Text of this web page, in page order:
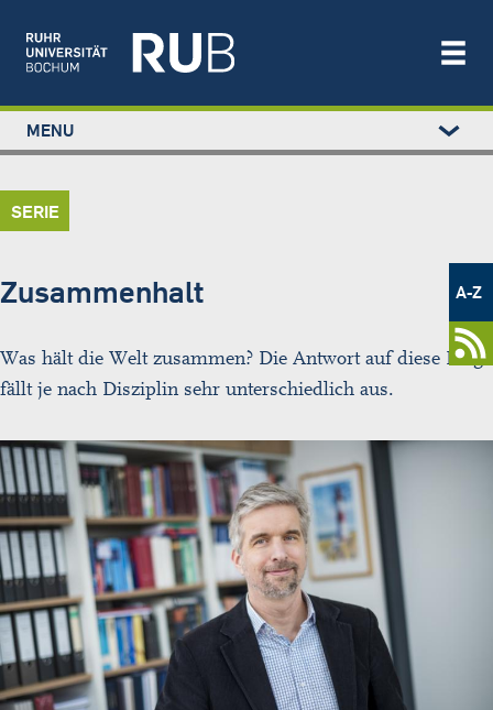
Main
STUDIUM
Metamenü
A-Z
Left
study
menu
MENU
SERIE
Zusammenhalt
Was hält die Welt zusammen? Die Antwort auf diese Frage
fällt je nach Disziplin sehr unterschiedlich aus.